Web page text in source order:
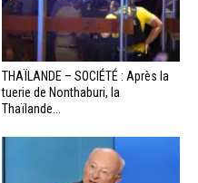
THAÏLANDE – SOCIÉTÉ : Après la
tuerie de Nonthaburi, la
Thaïlande...